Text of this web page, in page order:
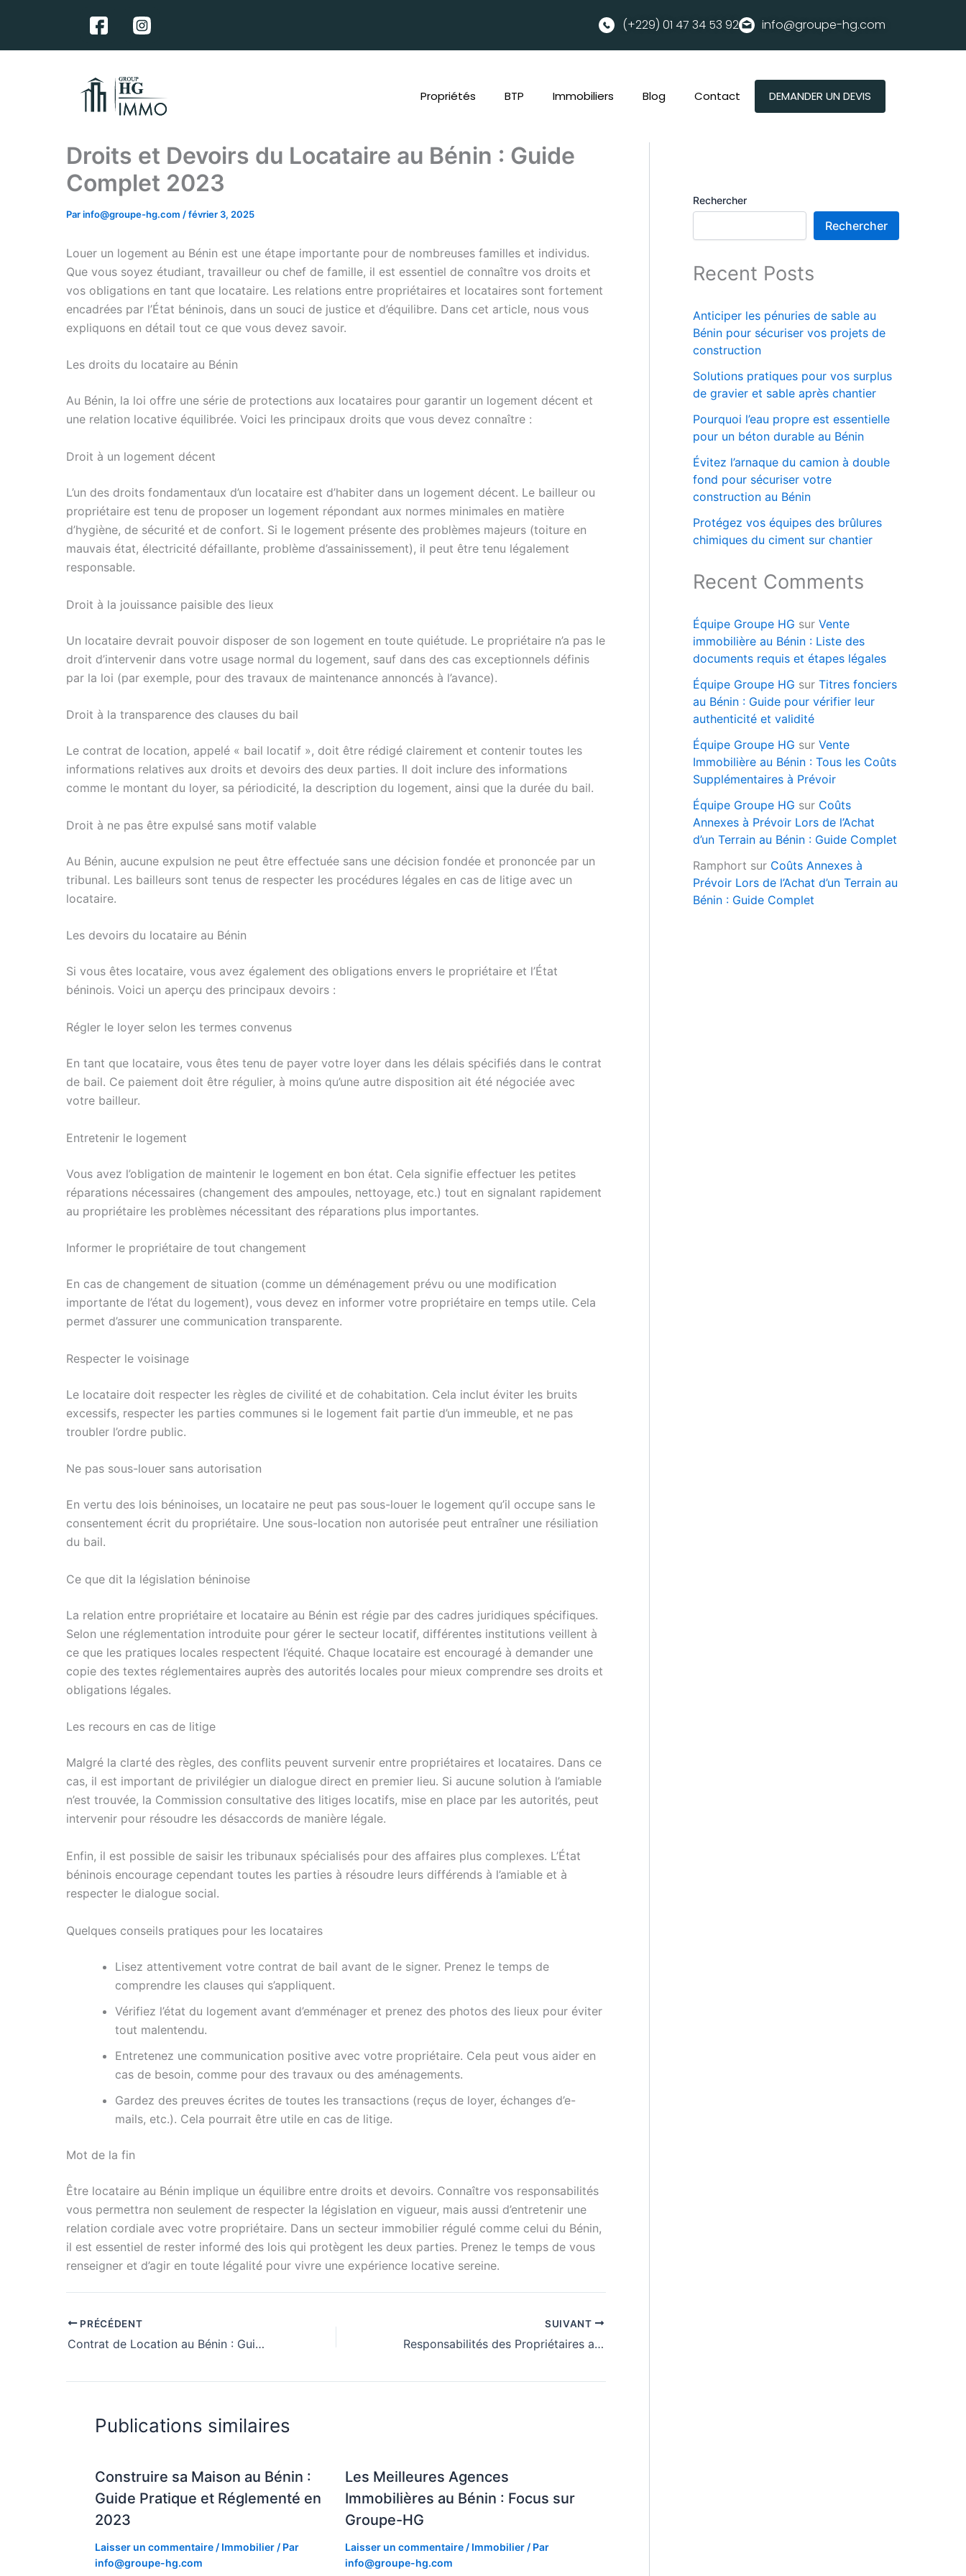
F
a
c
b
k
(+229) 01 47 34 53 92 info@groupe-hg.com
Propriétés BTP Immobiliers Blog Contact DEMANDER UN DEVIS
Droits et Devoirs du Locataire au Bénin : Guide
Complet 2023
Parinfo@groupe-hg.com /février 3, 2025
Louer un logement au Bénin est une étape importante pour de nombreuses familles et individus.
Que vous soyez étudiant, travailleur ou chef de famille, il est essentiel de connaître vos droits et
vos obligations en tant que locataire. Les relations entre propriétaires et locataires sont fortement
encadrées par l’État béninois, dans un souci de justice et d’équilibre. Dans cet article, nous vous
expliquons en détail tout ce que vous devez savoir.
Les droits du locataire au Bénin
Au Bénin, la loi offre une série de protections aux locataires pour garantir un logement décent et
une relation locative équilibrée. Voici les principaux droits que vous devez connaître :
Droit à un logement décent
L’un des droits fondamentaux d’un locataire est d’habiter dans un logement décent. Le bailleur ou
propriétaire est tenu de proposer un logement répondant aux normes minimales en matière
d’hygiène, de sécurité et de confort. Si le logement présente des problèmes majeurs (toiture en
mauvais état, électricité défaillante, problème d’assainissement), il peut être tenu légalement
responsable.
Droit à la jouissance paisible des lieux
Un locataire devrait pouvoir disposer de son logement en toute quiétude. Le propriétaire n’a pas le
droit d’intervenir dans votre usage normal du logement, sauf dans des cas exceptionnels définis
par la loi (par exemple, pour des travaux de maintenance annoncés à l’avance).
Droit à la transparence des clauses du bail
Le contrat de location, appelé « bail locatif », doit être rédigé clairement et contenir toutes les
informations relatives aux droits et devoirs des deux parties. Il doit inclure des informations
comme le montant du loyer, sa périodicité, la description du logement, ainsi que la durée du bail.
Droit à ne pas être expulsé sans motif valable
Au Bénin, aucune expulsion ne peut être effectuée sans une décision fondée et prononcée par un
tribunal. Les bailleurs sont tenus de respecter les procédures légales en cas de litige avec un
locataire.
Les devoirs du locataire au Bénin
Si vous êtes locataire, vous avez également des obligations envers le propriétaire et l’État
béninois. Voici un aperçu des principaux devoirs :
Régler le loyer selon les termes convenus
En tant que locataire, vous êtes tenu de payer votre loyer dans les délais spécifiés dans le contrat
de bail. Ce paiement doit être régulier, à moins qu’une autre disposition ait été négociée avec
votre bailleur.
Entretenir le logement
Vous avez l’obligation de maintenir le logement en bon état. Cela signifie effectuer les petites
réparations nécessaires (changement des ampoules, nettoyage, etc.) tout en signalant rapidement
au propriétaire les problèmes nécessitant des réparations plus importantes.
Informer le propriétaire de tout changement
En cas de changement de situation (comme un déménagement prévu ou une modification
importante de l’état du logement), vous devez en informer votre propriétaire en temps utile. Cela
permet d’assurer une communication transparente.
Respecter le voisinage
Le locataire doit respecter les règles de civilité et de cohabitation. Cela inclut éviter les bruits
excessifs, respecter les parties communes si le logement fait partie d’un immeuble, et ne pas
troubler l’ordre public.
Ne pas sous-louer sans autorisation
En vertu des lois béninoises, un locataire ne peut pas sous-louer le logement qu’il occupe sans le
consentement écrit du propriétaire. Une sous-location non autorisée peut entraîner une résiliation
du bail.
Ce que dit la législation béninoise
La relation entre propriétaire et locataire au Bénin est régie par des cadres juridiques spécifiques.
Selon une réglementation introduite pour gérer le secteur locatif, différentes institutions veillent à
ce que les pratiques locales respectent l’équité. Chaque locataire est encouragé à demander une
copie des textes réglementaires auprès des autorités locales pour mieux comprendre ses droits et
obligations légales.
Les recours en cas de litige
Malgré la clarté des règles, des conflits peuvent survenir entre propriétaires et locataires. Dans ce
cas, il est important de privilégier un dialogue direct en premier lieu. Si aucune solution à l’amiable
n’est trouvée, la Commission consultative des litiges locatifs, mise en place par les autorités, peut
intervenir pour résoudre les désaccords de manière légale.
Enfin, il est possible de saisir les tribunaux spécialisés pour des affaires plus complexes. L’État
béninois encourage cependant toutes les parties à résoudre leurs différends à l’amiable et à
respecter le dialogue social.
Quelques conseils pratiques pour les locataires
Lisez attentivement votre contrat de bail avant de le signer. Prenez le temps de
comprendre les clauses qui s’appliquent.
Vérifiez l’état du logement avant d’emménager et prenez des photos des lieux pour éviter
tout malentendu.
Entretenez une communication positive avec votre propriétaire. Cela peut vous aider en
cas de besoin, comme pour des travaux ou des aménagements.
Gardez des preuves écrites de toutes les transactions (reçus de loyer, échanges d’e-
mails, etc.). Cela pourrait être utile en cas de litige.
Mot de la fin
Être locataire au Bénin implique un équilibre entre droits et devoirs. Connaître vos responsabilités
vous permettra non seulement de respecter la législation en vigueur, mais aussi d’entretenir une
relation cordiale avec votre propriétaire. Dans un secteur immobilier régulé comme celui du Bénin,
il est essentiel de rester informé des lois qui protègent les deux parties. Prenez le temps de vous
renseigner et d’agir en toute légalité pour vivre une expérience locative sereine.
PRÉCÉDENT
Contrat de Location au Bénin : Guide des Clauses Indispensables
SUIVANT
Responsabilités des Propriétaires au Bénin : Devoirs envers les Locataires
Publications similaires
Construire sa Maison au Bénin :
Guide Pratique et Réglementé en
2023
Laisser un commentaire / Immobilier / Par
info@groupe-hg.com
Les Meilleures Agences
Immobilières au Bénin : Focus sur
Groupe-HG
Laisser un commentaire / Immobilier / Par
info@groupe-hg.com
Rechercher
Rechercher
Recent Posts
Anticiper les pénuries de sable au
Bénin pour sécuriser vos projets de
construction
Solutions pratiques pour vos surplus
de gravier et sable après chantier
Pourquoi l’eau propre est essentielle
pour un béton durable au Bénin
Évitez l’arnaque du camion à double
fond pour sécuriser votre
construction au Bénin
Protégez vos équipes des brûlures
chimiques du ciment sur chantier
Recent Comments
Équipe Groupe HG sur Vente
immobilière au Bénin : Liste des
documents requis et étapes légales
Équipe Groupe HG sur Titres fonciers
au Bénin : Guide pour vérifier leur
authenticité et validité
Équipe Groupe HG sur Vente
Immobilière au Bénin : Tous les Coûts
Supplémentaires à Prévoir
Équipe Groupe HG sur Coûts
Annexes à Prévoir Lors de l’Achat
d’un Terrain au Bénin : Guide Complet
Ramphort sur Coûts Annexes à
Prévoir Lors de l’Achat d’un Terrain au
Bénin : Guide Complet